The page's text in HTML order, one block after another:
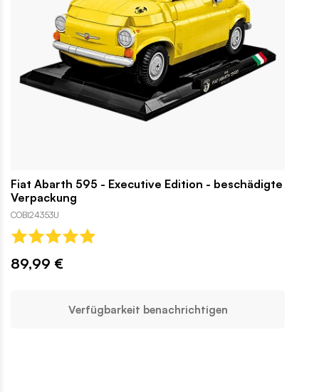
Fiat Abarth 595 - Executive Edition - beschädigte
Verpackung
COBI24353U
89,99 €
Verfügbarkeit benachrichtigen